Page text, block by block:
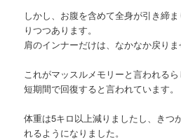
しかし、お腹を含めて全身が引き締
りつつあります。
肩のインナーだけは、なかなか戻りま
これがマッスルメモリーと言われるら
短期間で回復すると言われています。
体重は5キロ以上減りましたし、きつ
れるようになりました。